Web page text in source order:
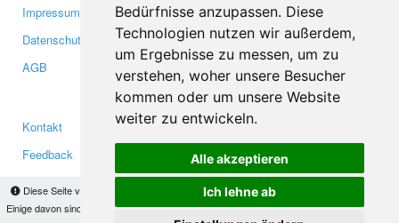
Bedürfnisse anzupassen. Diese
Technologien nutzen wir außerdem,
um Ergebnisse zu messen, um zu
verstehen, woher unsere Besucher
kommen oder um unsere Website
weiter zu entwickeln.
Alle akzeptieren
Ich lehne ab
Diese Seite verwendet Cookies, um Informationen auf Ihrem Computer zu speichern.
Einige davon sind notwendig, damit unsere Seite funktioniert, andere helfen uns dabei, das
Impressum
Datenschutzerklärung
AGB
Gewerbetreibende
Investoren
Medien
Kontakt
Feedback
Facebook
Twitter
YouTube
Google+